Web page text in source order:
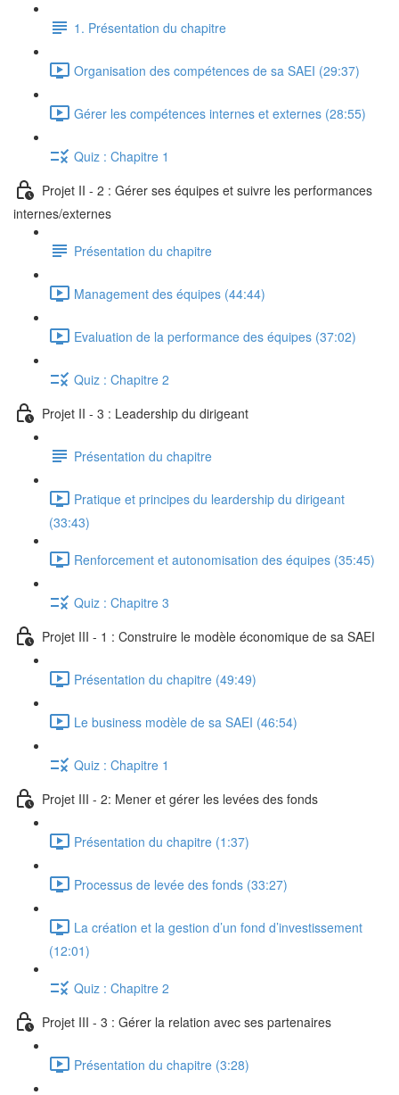
1. Présentation du chapitre
Organisation des compétences de sa SAEI (29:37)
Gérer les compétences internes et externes (28:55)
Quiz : Chapitre 1
Projet II - 2 : Gérer ses équipes et suivre les performances
internes/externes
Présentation du chapitre
Management des équipes (44:44)
Evaluation de la performance des équipes (37:02)
Quiz : Chapitre 2
Projet II - 3 : Leadership du dirigeant
Présentation du chapitre
Pratique et principes du leardership du dirigeant
(33:43)
Renforcement et autonomisation des équipes (35:45)
Quiz : Chapitre 3
Projet III - 1 : Construire le modèle économique de sa SAEI
Présentation du chapitre (49:49)
Le business modèle de sa SAEI (46:54)
Quiz : Chapitre 1
Projet III - 2: Mener et gérer les levées des fonds
Présentation du chapitre (1:37)
Processus de levée des fonds (33:27)
La création et la gestion d’un fond d’investissement
(12:01)
Quiz : Chapitre 2
Projet III - 3 : Gérer la relation avec ses partenaires
Présentation du chapitre (3:28)